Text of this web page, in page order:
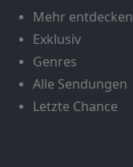
Mehr entdecken
Exklusiv
Genres
Alle Sendungen
Letzte Chance